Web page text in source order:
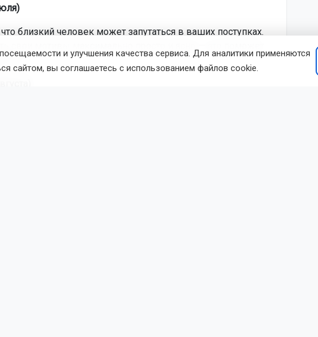
близкий человек может запутаться в ваших поступках.
и улучшения качества сервиса. Для аналитики применяются
сайтом, вы соглашаетесь с использованием файлов cookie.